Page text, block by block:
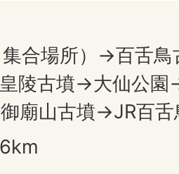
合場所）→百舌
陵古墳→大仙公
廟山古墳→JR百舌